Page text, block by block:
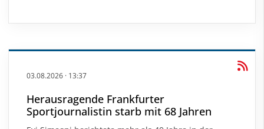
03.08.2026 · 13:37
Herausragende Frankfurter
Sportjournalistin starb mit 68 Jahren